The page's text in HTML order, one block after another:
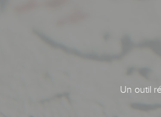
Un outil